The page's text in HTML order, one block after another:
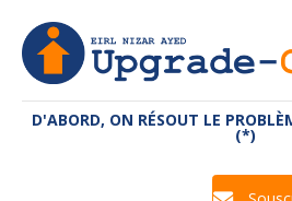
D'ABORD, ON RÉSOUT LE
(*)